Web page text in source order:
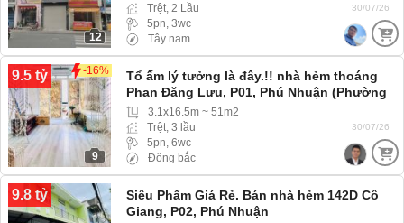
12
Trệt, 2 Lầu
5pn, 3wc
Tây nam
30/07/26
9.5 tỷ -16%
9
Tổ ấm lý tưởng là đây.!! nhà hẻm thoáng
Phan Đăng Lưu, P01, Phú Nhuận (Phường
Cầu Kiệu) hẻm 3m ba gác ra vào thoải mái
3.1x16.5m ~ 51m2
Trệt, 3 lầu
5pn, 6wc
Đông bắc
30/07/26
9.8 tỷ
Siêu Phẩm Giá Rẻ. Bán nhà hẻm 142D Cô
Giang, P02, Phú Nhuận